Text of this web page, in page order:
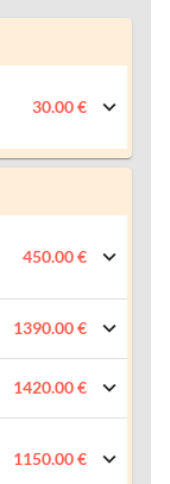
30.00 €
450.00 €
1390.00 €
1420.00 €
1150.00 €